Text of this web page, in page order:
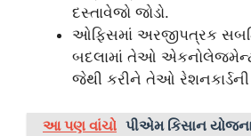
દસ્તાવેજો જોડો.
ઓફિસમાં અરજીપત્રક
બદલામાં તેઓ
જેથી કરીને તેઓ રેશનકાર્ડની
આ પણ વાંચો પીએમ કિસાન